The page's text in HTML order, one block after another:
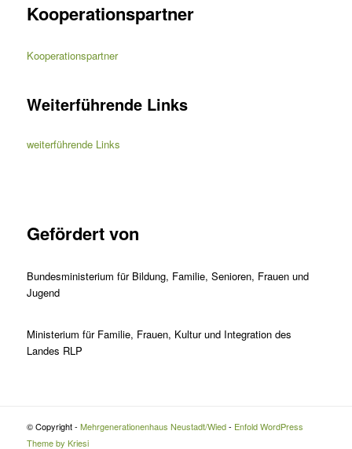
Kooperationspartner
Kooperationspartner
Weiterführende Links
weiterführende Links
Gefördert von
Bundesministerium für Bildung, Familie, Senioren, Frauen und
Jugend
Ministerium für Familie, Frauen, Kultur und Integration des
Landes RLP
© Copyright - Mehrgenerationenhaus Neustadt/Wied- Enfold WordPress
Theme by Kriesi